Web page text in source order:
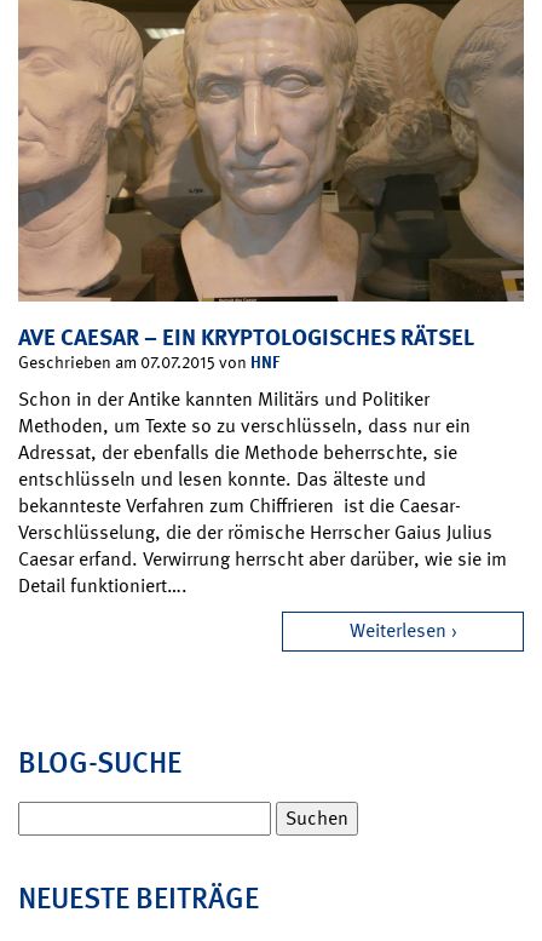
AVE CAESAR – EIN KRYPTOLOGISCHES RÄTSEL
Geschrieben am 07.07.2015 von HNF
Schon in der Antike kannten Militärs und Politiker
Methoden, um Texte so zu verschlüsseln, dass nur ein
Adressat, der ebenfalls die Methode beherrschte, sie
entschlüsseln und lesen konnte. Das älteste und
bekannteste Verfahren zum Chiffrieren ist die Caesar-
Verschlüsselung, die der römische Herrscher Gaius Julius
Caesar erfand. Verwirrung herrscht aber darüber, wie sie im
Detail funktioniert….
Weiterlesen
BLOG-SUCHE
nach:
NEUESTE BEITRÄGE